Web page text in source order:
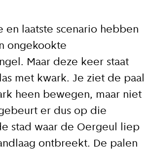
aan voor onze
op de hoogte van al het
rond de bruggen en
in Amsterdam. Meld je aan voor
en je mist geen verhaal!
en laatste scenario hebben
ongekookte
Maar deze keer staat
met kwark. Je ziet de paal
heen bewegen, maar niet
er dus op die
stad waar de Oergeul liep
ontbreekt. De palen